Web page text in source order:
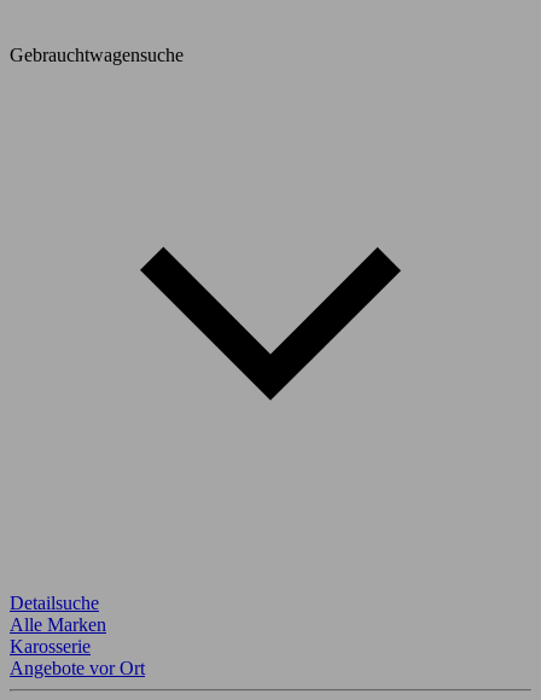
Gebrauchtwagensuche
Detailsuche
Alle Marken
Karosserie
Angebote vor Ort